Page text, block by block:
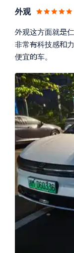
外观
观这方面就
非常科技感力
便宜车。